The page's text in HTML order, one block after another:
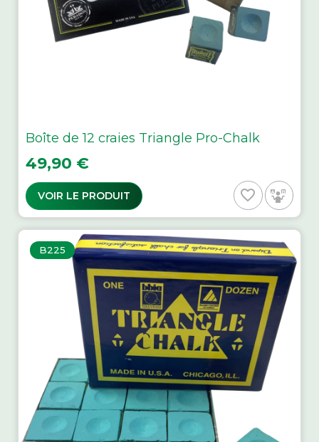
Boîte de 12 craies Triangle Pro-Chalk
Prix
49,90 €
VOIR LE PRODUIT favorite_border
B225